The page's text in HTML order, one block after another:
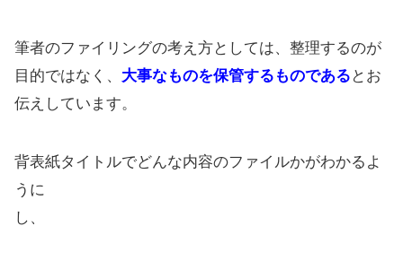
筆者のファイリングの考え方としては、整理するのが
目的ではなく、 大事なものを保管するものである とお
伝えしています。
背表紙タイトルでどんな内容のファイルかがわかるよ
うに
し、